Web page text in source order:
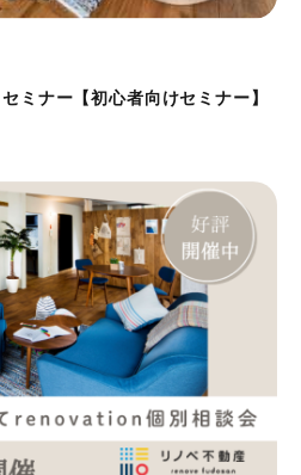
ミナー【初心者向けセミナー】